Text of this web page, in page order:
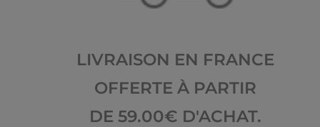
LIVRAISON EN FRANCE
OFFERTE À PARTIR
DE 59.00€ D'ACHAT.